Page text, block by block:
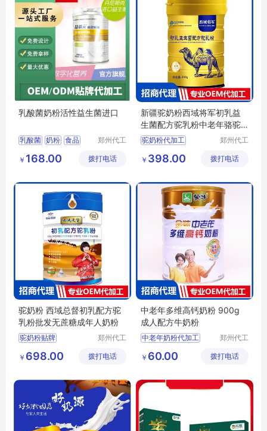
乳酸菌奶粉活性益生菌进口
乳酸菌 奶粉 食品
郑州代工
技有限公
￥ 168.00 拨打电话
新疆驼奶粉西域将军初乳益
生菌配方驼乳粉中老年骆驼
奶粉
驼奶粉代加工
驼奶粉贴牌
中老年驼奶粉oem
郑州代工
技有限公
￥ 398.00 拨打电话
驼奶粉 西域总督初乳配方驼
乳粉批发无蔗糖成年人奶粉
驼奶粉贴牌
驼奶粉oem
成年人奶粉oem
郑州代工
技有限公
￥ 698.00 拨打电话
中老年多维高钙奶粉 900g
成人配方牛奶粉
中老年奶粉代加工
中老年奶粉oem
郑州代工
技有限公
￥ 60.00 拨打电话